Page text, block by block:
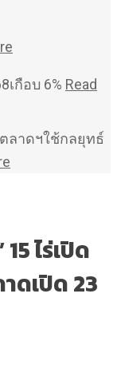
กือบ 6% Read
ลาดฯใช้กลยุทธ์
ไร่เปิด
ดเปิด 23